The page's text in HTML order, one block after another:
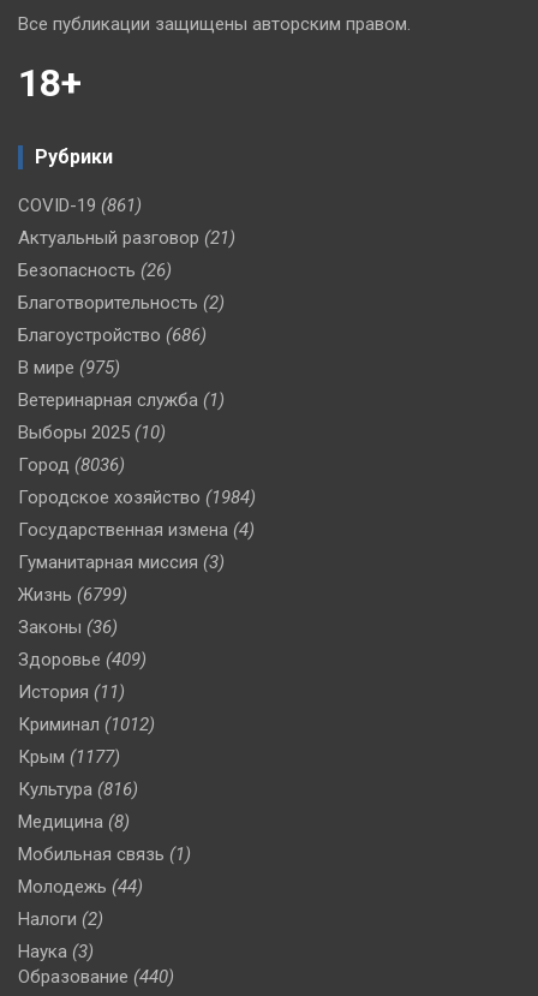
Все публикации защищены авторским правом.
18+
Рубрики
COVID-19 (861)
Актуальный разговор (21)
Безопасность (26)
Благотворительность (2)
Благоустройство (686)
В мире (975)
Ветеринарная служба (1)
Выборы 2025 (10)
Город (8036)
Городское хозяйство (1984)
Государственная измена (4)
Гуманитарная миссия (3)
Жизнь (6799)
Законы (36)
Здоровье (409)
История (11)
Криминал (1012)
Крым (1177)
Культура (816)
Медицина (8)
Мобильная связь (1)
Молодежь (44)
Налоги (2)
Наука (3)
Образование (440)